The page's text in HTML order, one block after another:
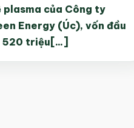
plasma của Công ty
Energy (Úc), vốn đầu
520 triệu[...]